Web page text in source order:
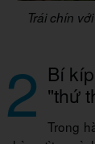
Trái chín
2 Bí
"thứ
Trong